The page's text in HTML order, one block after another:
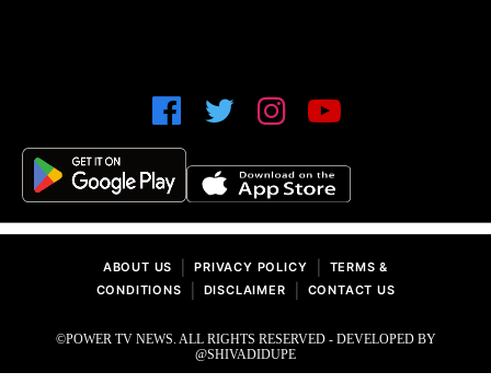
ABOUT US PRIVACY POLICY
TERMS &
CONDITIONS
DISCLAIMER CONTACT US
©POWER TV NEWS. ALL RIGHTS RESERVED - DEVELOPED BY
@SHIVADIDUPE